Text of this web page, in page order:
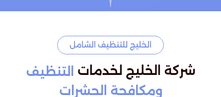
الخليج للتنظيف الشامل
شركة الخليج لخدمات
التنظيف
ومكافحة الحشرات